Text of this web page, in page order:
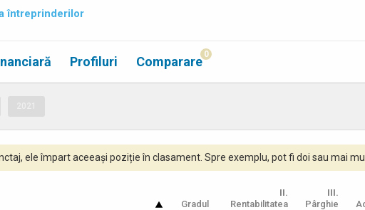
întreprinderilor
Profiluri Comparare 0
ele împart aceeași poziție în clasament. Spre exemplu, pot fi doi sau mai
Gradul
II.
Rentabilitatea
III.
Pârghie